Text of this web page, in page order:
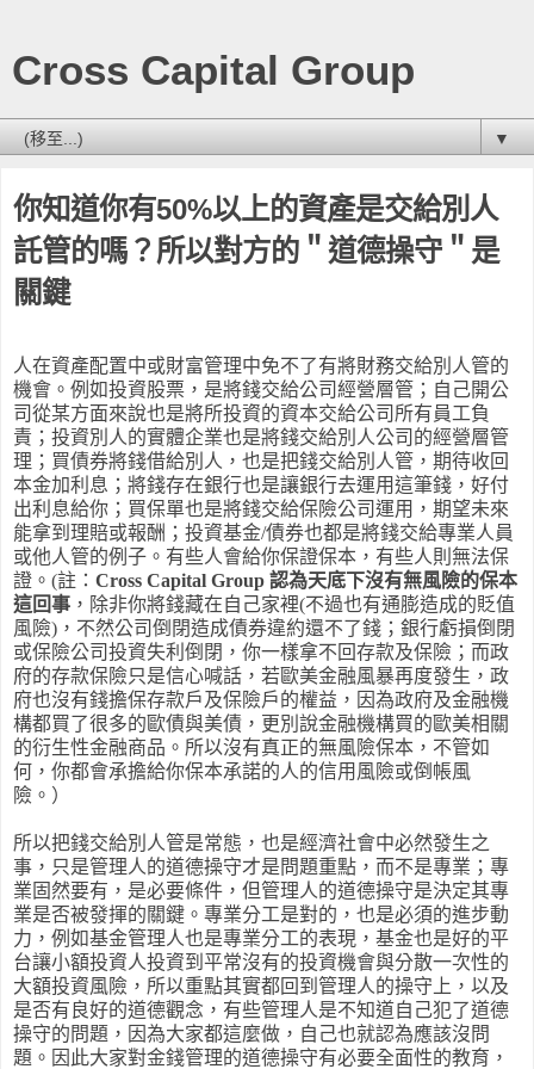
Cross Capital Group
▼
你知道你有50%以上的資產是交給別人
託管的嗎？所以對方的＂道德操守＂是
關鍵
人在資產配置中或財富管理中免不了有將財務交給別人管的
機會。例如投資股票，是將錢交給公司經營層管；自己開公
司從某方面來說也是將所投資的資本交給公司所有員工負
責；投資別人的實體企業也是將錢交給別人公司的經營層管
理；買債券將錢借給別人，也是把錢交給別人管，期待收回
本金加利息；將錢存在銀行也是讓銀行去運用這筆錢，好付
出利息給你；買保單也是將錢交給保險公司運用，期望未來
能拿到理賠或報酬；投資基金/債券也都是將錢交給專業人員
或他人管的例子。有些人會給你保證保本，有些人則無法保
證。(註： Cross Capital Group 認為天底下沒有無風險的保本
這回事 ，除非你將錢藏在自己家裡(不過也有通膨造成的貶值
風險)，不然公司倒閉造成債券違約還不了錢；銀行虧損倒閉
或保險公司投資失利倒閉，你一樣拿不回存款及保險；而政
府的存款保險只是信心喊話，若歐美金融風暴再度發生，政
府也沒有錢擔保存款戶及保險戶的權益，因為政府及金融機
構都買了很多的歐債與美債，更別說金融機構買的歐美相關
的衍生性金融商品。所以沒有真正的無風險保本，不管如
何，你都會承擔給你保本承諾的人的信用風險或倒帳風
險。）
所以把錢交給別人管是常態，也是經濟社會中必然發生之
事，只是管理人的道德操守才是問題重點，而不是專業；專
業固然要有，是必要條件，但管理人的道德操守是決定其專
業是否被發揮的關鍵。專業分工是對的，也是必須的進步動
力，例如基金管理人也是專業分工的表現，基金也是好的平
台讓小額投資人投資到平常沒有的投資機會與分散一次性的
大額投資風險，所以重點其實都回到管理人的操守上，以及
是否有良好的道德觀念，有些管理人是不知道自己犯了道德
操守的問題，因為大家都這麼做，自己也就認為應該沒問
題。因此大家對金錢管理的道德操守有必要全面性的教育，